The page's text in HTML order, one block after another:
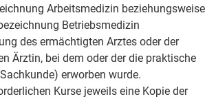
Arbeitsmedizin beziehungsweise
Betriebsmedizin
des ermächtigten Arztes oder der
Ärztin, bei dem oder der die praktische
erworben wurde.
Kurse jeweils eine Kopie der